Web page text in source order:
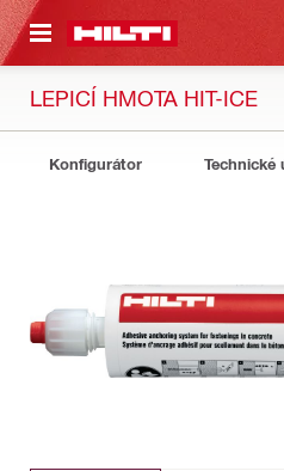
HLAVNÍ OBSAH
LEPICÍ HMOTA HIT-ICE
Konfigurátor Technické